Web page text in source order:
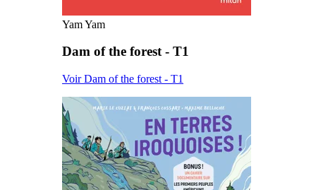
Yam Yam
Dam of the forest - T1
Voir Dam of the forest - T1